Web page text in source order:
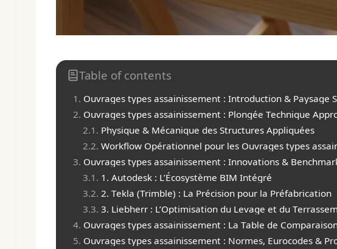
Table of contents
Ouvrages types assainissement : Introduction & Paysage
Ouvrages types assainissement : Plongée Technique
Physique & Mécanique des Structures Appliquées
Workflow Opérationnel pour les Ouvrages types
Ouvrages types assainissement : Innovations &
1. Autodesk : L’Écosystème BIM Intégré
2. Tekla (Trimble) : La Précision pour la Préfabrication
3. Liebherr : L’Optimisation du Levage et du
Ouvrages types assainissement : La Table de
Ouvrages types assainissement : Normes, Eurocodes &